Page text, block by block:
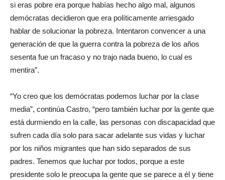
si eras pobre era porque habías hecho algo mal, algunos
demócratas decidieron que era políticamente arriesgado
hablar de solucionar la pobreza. Intentaron convencer a una
generación de que la guerra contra la pobreza de los años
sesenta fue un fracaso y no trajo nada bueno, lo cual es
mentira”.
“Yo creo que los demócratas podemos luchar por la clase
media”, continúa Castro, “pero también luchar por la gente que
está durmiendo en la calle, las personas con discapacidad que
sufren cada día solo para sacar adelante sus vidas y luchar
por los niños migrantes que han sido separados de sus
padres. Tenemos que luchar por todos, porque a este
presidente solo le preocupa la gente que se parece a él y tiene